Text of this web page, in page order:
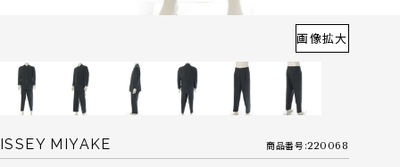
画像拡大
ISSEY MIYAKE 商品番号 220068